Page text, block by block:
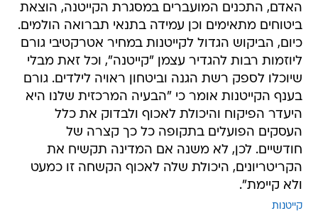
האדם, התכנים המועברים במסגרת הקייטנה, הוצאת
ביטוחים מתאימים וכן עמידה בתנאי תברואה הולמים.
כיום, הביקוש הגדול לקייטנות במחיר אטרקטיבי גורם
ליוזמות רבות להגדיר עצמן "קייטנה", וכל זאת מבלי
שיוכלו לספק רשת הגנה וביטחון ראויה לילדים. גורם
בענף הקייטנות אומר כי "הבעיה המרכזית שלנו היא
היעדר הפיקוח והיכולת לאכוף ולבדוק את כלל
העסקים הפועלים בתקופה כל כך קצרה של
חודשיים. לכן, לא משנה אם המדינה תקשיח את
הקריטריונים, היכולת שלה לאכוף הקשחה זו כמעט
ולא קיימת".
קייטנות